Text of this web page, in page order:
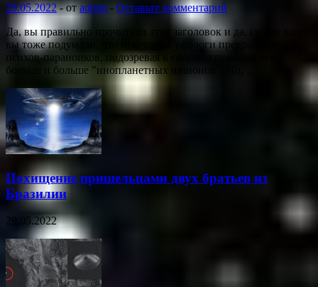
29.05.2022-отadmin - Оставьте комментарий
Да, вы правильно прочитали этот заголовок и да, скорее всего
вы тоже подумали, что некоторые уфологи превращаются в
психов-параноиков, подозревая в своем окружении все
больше и больше "инопланетных шпионов". Но, …
Похищение пришельцами двух братьев из
Бразилии
29.05.2022